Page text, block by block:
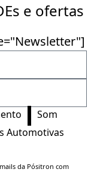
e ofertas
Som
Automotivas
da Pósitron com